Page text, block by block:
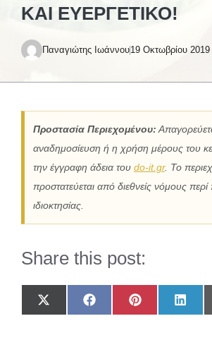
ΚΑΙ ΕΥΕΡΓΕΤΙΚΌ!
Παναγιώτης Ιωάννου19 Οκτωβρίου 2019
Προστασία Περιεχομένου:
αναδημοσίευση ή η χρήση μέρους του
την έγγραφη άδεια του do-it.gr. Το
προστατεύεται από διεθνείς νόμους περί
ιδιοκτησίας.
Share this post:
Share
on
Share
on
Share
on
Share
on